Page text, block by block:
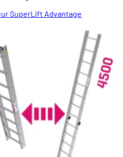
SuperLift Advantage